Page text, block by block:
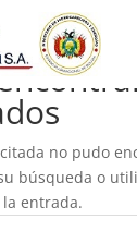
no pudo
búsqueda o
entrada.